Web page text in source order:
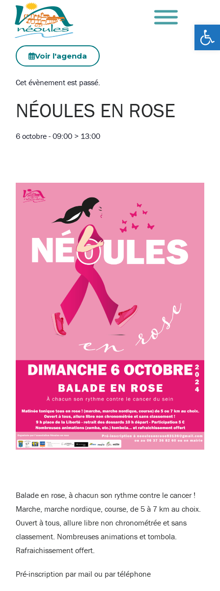
Voir l'agenda
Cet évènement est passé.
NÉOULES EN ROSE
6 octobre -09:00 > 13:00
Balade en rose, à chacun son rythme contre le cancer !
Marche, marche nordique, course, de 5 à 7 km au choix.
Ouvert à tous, allure libre non chronométrée et sans
classement. Nombreuses animations et tombola.
Rafraichissement offert.
Pré-inscription par mail ou par téléphone